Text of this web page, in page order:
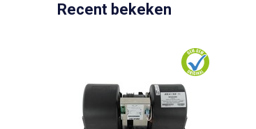
Recent bekeken